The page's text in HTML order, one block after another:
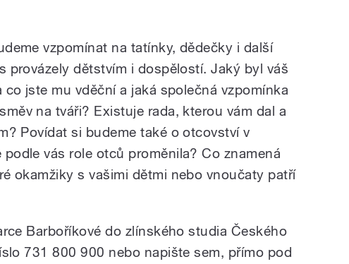
vzpomínat na tatínky, dědečky i další
provázely dětstvím i dospělostí. Jaký byl váš
jste mu vděční a jaká společná vzpomínka
na tváři? Existuje rada, kterou vám dal a
Povídat si budeme také o otcovství v
vás role otců proměnila? Co znamená
okamžiky s vašimi dětmi nebo vnoučaty patří
Barboříkové do zlínského studia Českého
731 800 900 nebo napište sem, přímo pod